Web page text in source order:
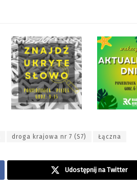
droga krajowa nr 7 (S7) Łączna
Udostępnij na Twitter